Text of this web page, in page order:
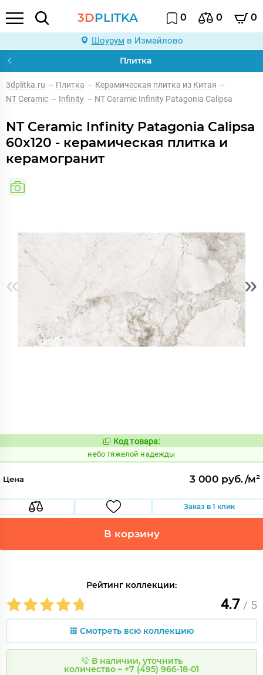
3DPLITKA 0 0 0
Шоурум в Измайлово
Плитка
3dplitka.ru – Плитка – Керамическая плитка из Китая –
NT Ceramic – Infinity – NT Ceramic Infinity Patagonia Calipsa
NT Ceramic Infinity Patagonia Calipsa
60x120 - керамическая плитка и
керамогранит
« »
Код:
1122807
Код товара:
небо тяжелой надежды
Цена 3 000 руб./м²
Заказ в 1 клик
В корзину
Рейтинг коллекции:
4.7 / 5
Смотреть всю коллекцию
В наличии, уточнить
количество – +7 (495) 966-18-01